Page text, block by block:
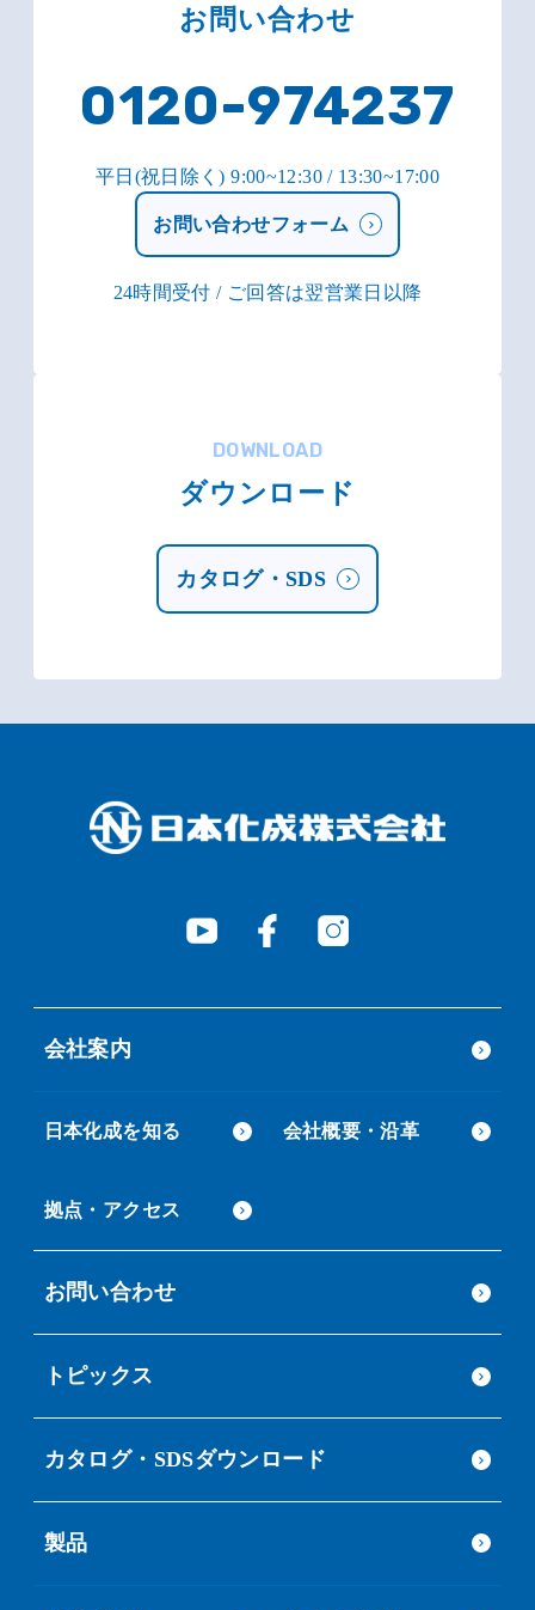
お問い合わせ
0120-974237
平日(祝日除く) 9:00~12:30 / 13:30~17:00
お問い合わせフォーム
24時間受付 / ご回答は翌営業日以降
DOWNLOAD
ダウンロード
カタログ・SDS
会社案内
日本化成を知る 会社概要・沿革
拠点・アクセス
お問い合わせ
トピックス
カタログ・SDSダウンロード
製品